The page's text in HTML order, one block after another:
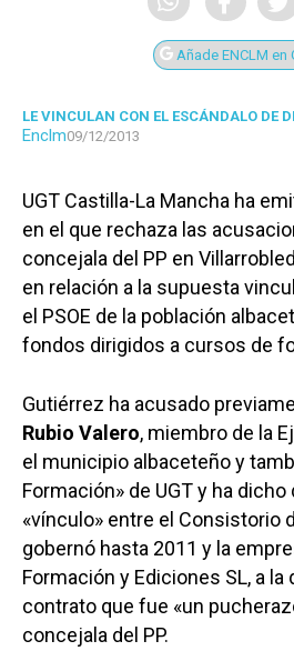
Añade ENCLM en
LE VINCULAN CON EL ESCÁNDALO DE
Enclm09/12/2013
UGT Castilla-La Mancha ha
en el que rechaza las
concejala del PP en
en relación a la supuesta
el PSOE de la población
fondos dirigidos a cursos de
Gutiérrez ha acusado
Rubio Valero, miembro de la
el municipio albaceteño y
Formación» de UGT y ha dicho
«vínculo» entre el Consistorio
gobernó hasta 2011 y la
Formación y Ediciones SL, a la
contrato que fue «un
concejala del PP.